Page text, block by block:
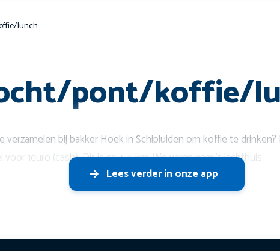
lunch
pont/koffie/
verzamelen bij bakker Hoek in Schipluiden om koffie te
1euro (cash). Dit is ca. 5,5 km. We varen naar ‘t Jachthuis
Lees verder in onze app